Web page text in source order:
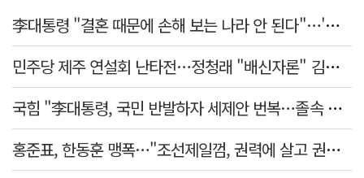
李대통령 "결혼 때문에 손해 보는 나라 안 된다"…'결혼 페널티' 22개 손본다
민주당 제주 연설회 난타전…정청래 "배신자론" 김민석 "관리 무능"
국힘 "李대통령, 국민 반발하자 세제안 번복…졸속 국정 즉각 중단"
홍준표, 한동훈 맹폭…"조선제일껌, 권력에 살고 권력에 죽었다"